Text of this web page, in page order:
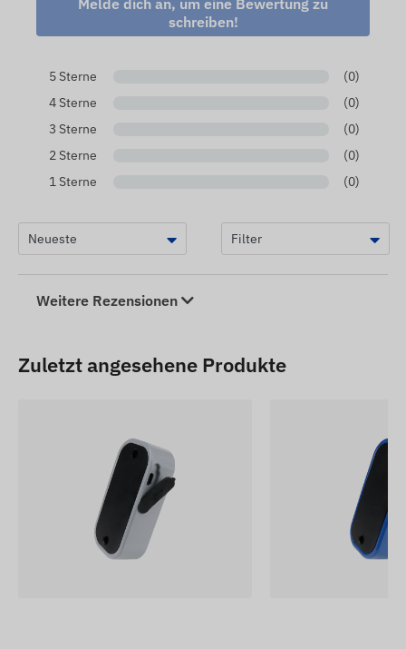
Melde dich an, um eine Bewertung zu
schreiben!
5 Sterne
(0)
4 Sterne
(0)
3 Sterne
(0)
2 Sterne
(0)
1 Sterne
(0)
Weitere Rezensionen
Zuletzt angesehene Produkte